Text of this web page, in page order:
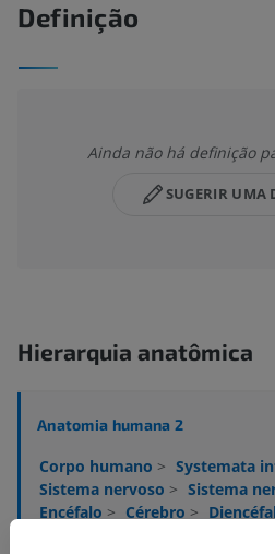
Definição
Ainda não há definição
SUGERIR UMA
Hierarquia anatômica
Anatomia humana 2
Corpo humano > Systemata
Sistema nervoso > Sistema
Encéfalo > Cérebro >